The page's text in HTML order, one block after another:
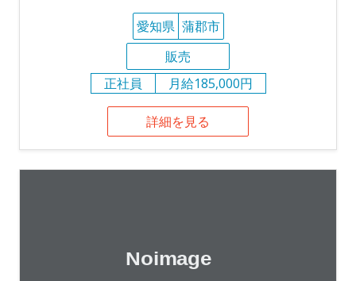
愛知県 蒲郡市
販売
正社員
月給185,000円
詳細を見る